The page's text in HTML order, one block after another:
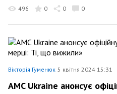
496 0 0 0
Вікторія Гуменюк 5 квітня 2024 15:31
AMC Ukraine анонсує